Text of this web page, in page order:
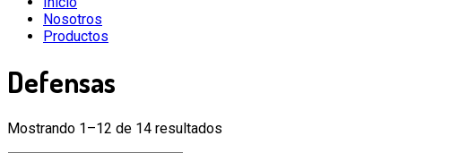
Nosotros
Productos
Defensas
Mostrando 1–12 de 14 resultados